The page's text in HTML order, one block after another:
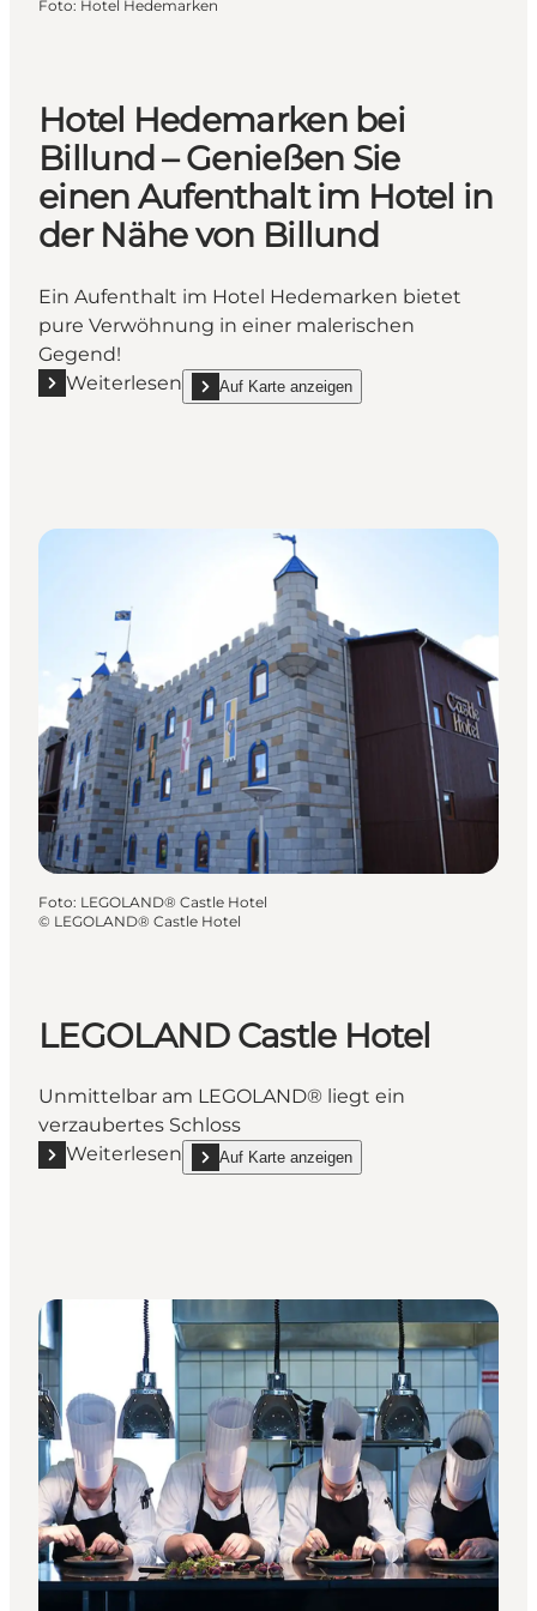
Foto: Hotel Hedemarken
Hotel Hedemarken bei
Billund – Genießen Sie
einen Aufenthalt im Hotel in
der Nähe von Billund
Ein Aufenthalt im Hotel Hedemarken bietet
pure Verwöhnung in einer malerischen
Gegend!
Weiterlesen
Mehr erfahren "Hotel Hedemarken bei Billund –
Auf Karte anzeigen
show Hotel Hedemarken bei Billund –
Foto: LEGOLAND® Castle Hotel
© LEGOLAND® Castle Hotel
LEGOLAND Castle Hotel
Unmittelbar am LEGOLAND® liegt ein
verzaubertes Schloss
Weiterlesen
Mehr erfahren "LEGOLAND Castle Hotel"
Auf Karte anzeigen
show LEGOLAND Castle Hotel on_map